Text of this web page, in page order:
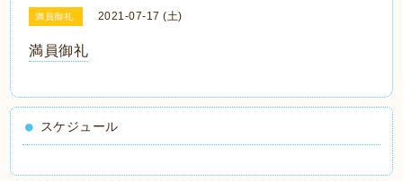
満員御礼 2021-07-17 (土)
満員御礼
スケジュール